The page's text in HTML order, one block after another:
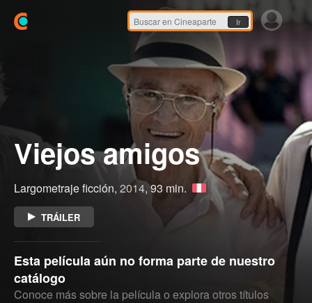
Ir
Viejos amigos
Largometraje ficción, 2014, 93 min.
TRÁILER
Esta película aún no forma parte de nuestro
catálogo
Conoce más sobre la película o explora otros títulos